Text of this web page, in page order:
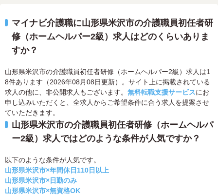
マイナビ介護職に山形県米沢市の介護職員初任者研
修（ホームヘルパー2級）求人はどのくらいありま
すか？
山形県米沢市の介護職員初任者研修（ホームヘルパー2級）求人は1
8件あります（2026年08月08日更新）。サイト上に掲載されている
求人の他に、非公開求人もございます。 無料転職支援サービスにお
申し込みいただくと、全求人からご希望条件に合う求人を提案させ
ていただきます。
山形県米沢市の介護職員初任者研修（ホームヘルパ
ー2級）求人ではどのような条件が人気ですか？
以下のような条件が人気です。
山形県米沢市×年間休日110日以上
山形県米沢市×日勤のみ
山形県米沢市×無資格OK